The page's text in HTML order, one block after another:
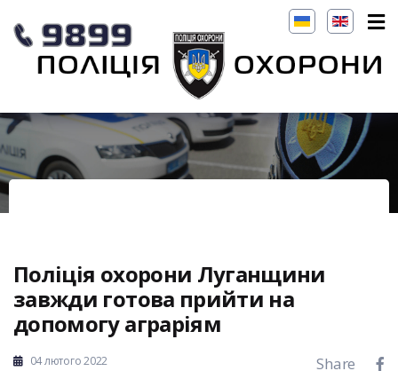
Поліція охорони Луганщини
завжди готова прийти на
допомогу аграріям
04 лютого 2022 Share